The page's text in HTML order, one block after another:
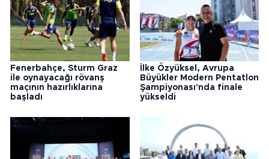
Fenerbahçe, Sturm Graz
ile oynayacağı rövanş
maçının hazırlıklarına
başladı
İlke Özyüksel, Avrupa
Büyükler Modern Pentatlon
Şampiyonası'nda finale
yükseldi